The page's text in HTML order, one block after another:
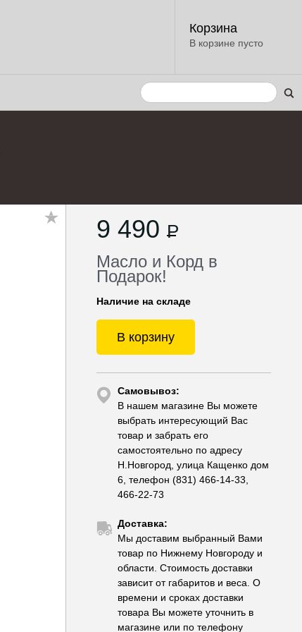
Корзина
В корзине пусто
9 490 P
Масло и Корд в
Подарок!
Наличие на складе
В корзину
Самовывоз:
В нашем магазине Вы можете
выбрать интересующий Вас
товар и забрать его
самостоятельно по адресу
Н.Новгород, улица Кащенко дом
6, телефон (831) 466-14-33,
466-22-73
Доставка:
Мы доставим выбранный Вами
товар по Нижнему Новгороду и
области. Стоимость доставки
зависит от габаритов и веса. О
времени и сроках доставки
товара Вы можете уточнить в
магазине или по телефону